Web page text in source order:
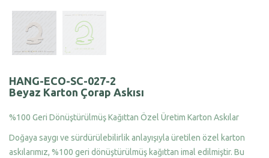
HANG-ECO-SC-027-2
Beyaz Karton Çorap Askısı
%100 Geri Dönüştürülmüş Kağıttan Özel Üretim Karton Askılar
Doğaya saygı ve sürdürülebilirlik anlayışıyla üretilen özel karton
askılarımız, %100 geri dönüştürülmüş kağıttan imal edilmiştir. Bu